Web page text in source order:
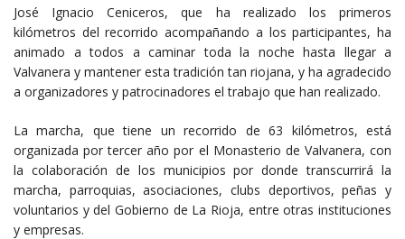
José Ignacio Ceniceros, que ha realizado los primeros
kilómetros del recorrido acompañando a los participantes, ha
animado a todos a caminar toda la noche hasta llegar a
Valvanera y mantener esta tradición tan riojana, y ha agradecido
a organizadores y patrocinadores el trabajo que han realizado.
La marcha, que tiene un recorrido de 63 kilómetros, está
organizada por tercer año por el Monasterio de Valvanera, con
la colaboración de los municipios por donde transcurrirá la
marcha, parroquias, asociaciones, clubs deportivos, peñas y
voluntarios y del Gobierno de La Rioja, entre otras instituciones
y empresas.